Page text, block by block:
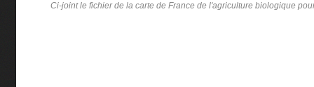
Ci-joint le fichier de la carte de France de l'agriculture biologique